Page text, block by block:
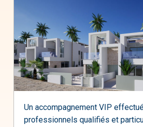
Un accompagnement VIP
professionnels qualifiés et